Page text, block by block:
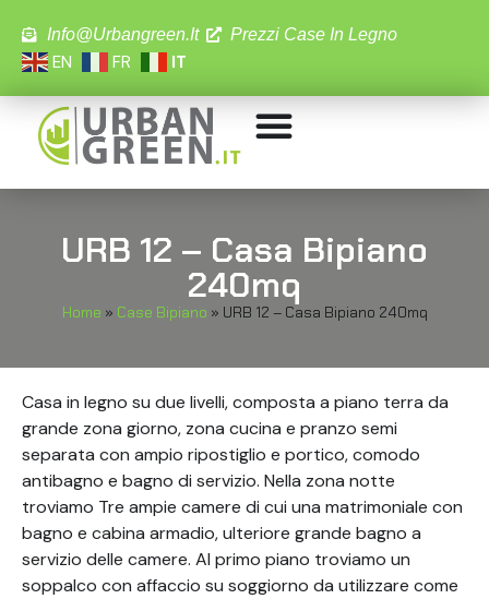
Info@urbangreen.it Prezzi Case In Legno
EN FR IT
URB 12 – Casa Bipiano
240mq
Home » Case Bipiano » URB 12 – Casa Bipiano 240mq
Casa in legno su due livelli, composta a piano terra da
grande zona giorno, zona cucina e pranzo semi
separata con ampio ripostiglio e portico, comodo
antibagno e bagno di servizio. Nella zona notte
troviamo Tre ampie camere di cui una matrimoniale con
bagno e cabina armadio, ulteriore grande bagno a
servizio delle camere. Al primo piano troviamo un
soppalco con affaccio su soggiorno da utilizzare come